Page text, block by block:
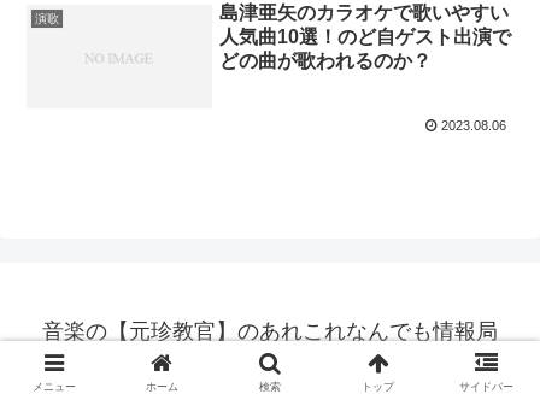
演歌
島津亜矢のカラオケで歌いやすい
人気曲10選！のど自ゲスト出演で
どの曲が歌われるのか？
2023.08.06
音楽の【元珍教官】のあれこれなんでも情報局
© 2022 音楽の【元珍教官】のあれこれなんでも情報局.
メニュー ホーム 検索 トップ サイドバー